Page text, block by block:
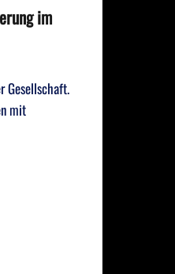
im
Gesellschaft.
mit